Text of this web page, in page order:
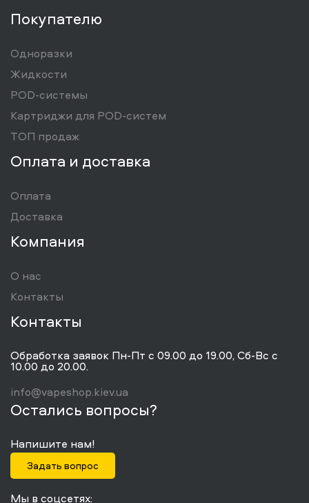
Покупателю
Одноразки
Жидкости
POD-системы
Картриджи для POD-систем
ТОП продаж
Оплата и доставка
Оплата
Доставка
Компания
О нас
Контакты
Контакты
Обработка заявок Пн-Пт с 09.00 до 19.00, Сб-Вс с
10.00 до 20.00.
info@vapeshop.kiev.ua
Остались вопросы?
Напишите нам!
Задать вопрос
Мы в соцсетях: